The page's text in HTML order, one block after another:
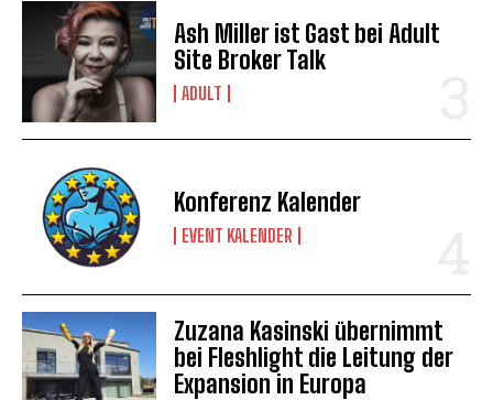
Ash Miller ist Gast bei Adult
Site Broker Talk
ADULT
Konferenz Kalender
EVENT KALENDER
Zuzana Kasinski übernimmt
bei Fleshlight die Leitung der
Expansion in Europa